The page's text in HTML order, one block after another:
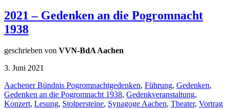
2021 – Gedenken an die Pogromnacht
1938
geschrieben von VVN-BdA Aachen
3. Juni 2021
Aachener Bündnis Pogromnachtgedenken, Führung, Gedenken,
Gedenken an die Pogromnacht 1938, Gedenkveranstaltung,
Konzert, Lesung, Stolpersteine, Synagoge Aachen, Theater, Vortrag